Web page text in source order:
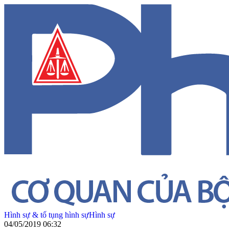
Hình sự & tố tụng hình sựHình sự
04/05/2019 06:32